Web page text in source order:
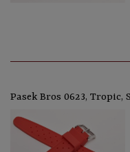
Pasek Bros 0623, Tropic,